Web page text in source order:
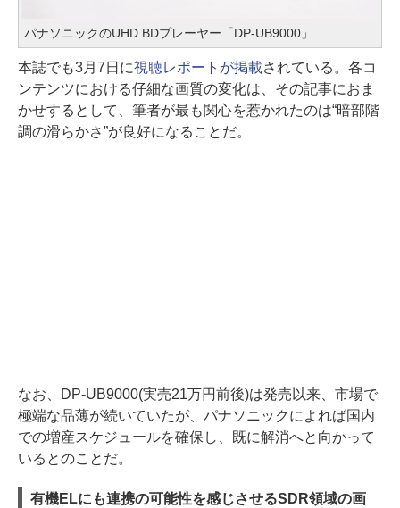
パナソニックのUHD BDプレーヤー「DP-UB9000」
本誌でも3月7日に視聴レポートが掲載されている。各コ
ンテンツにおける仔細な画質の変化は、その記事におま
かせするとして、筆者が最も関心を惹かれたのは“暗部階
調の滑らかさ”が良好になることだ。
なお、DP-UB9000(実売21万円前後)は発売以来、市場で
極端な品薄が続いていたが、パナソニックによれば国内
での増産スケジュールを確保し、既に解消へと向かって
いるとのことだ。
有機ELにも連携の可能性を感じさせるSDR領域の画